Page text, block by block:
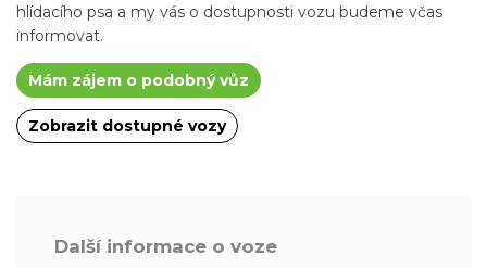
hlídacího psa a my vás o dostupnosti vozu budeme včas
informovat.
Mám zájem o podobný vůz
Zobrazit dostupné vozy
Další informace o voze